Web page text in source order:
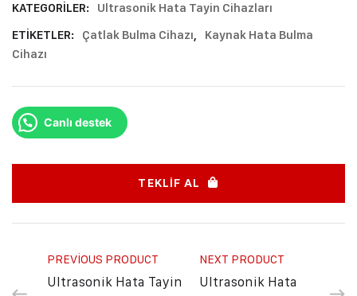
KATEGORILER:
Ultrasonik Hata Tayin Cihazları
ETIKETLER:
Çatlak Bulma Cihazı,
Kaynak Hata Bulma
Cihazı
Canlı destek
TEKLIF AL
PREVIOUS PRODUCT
Ultrasonik Hata Tayin
NEXT PRODUCT
Ultrasonik Hata